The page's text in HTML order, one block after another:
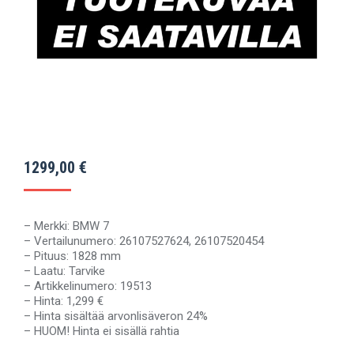
1299,00 €
– Merkki: BMW 7
– Vertailunumero: 26107527624, 26107520454
– Pituus: 1828 mm
– Laatu: Tarvike
– Artikkelinumero: 19513
– Hinta: 1,299 €
– Hinta sisältää arvonlisäveron 24%
– HUOM! Hinta ei sisällä rahtia